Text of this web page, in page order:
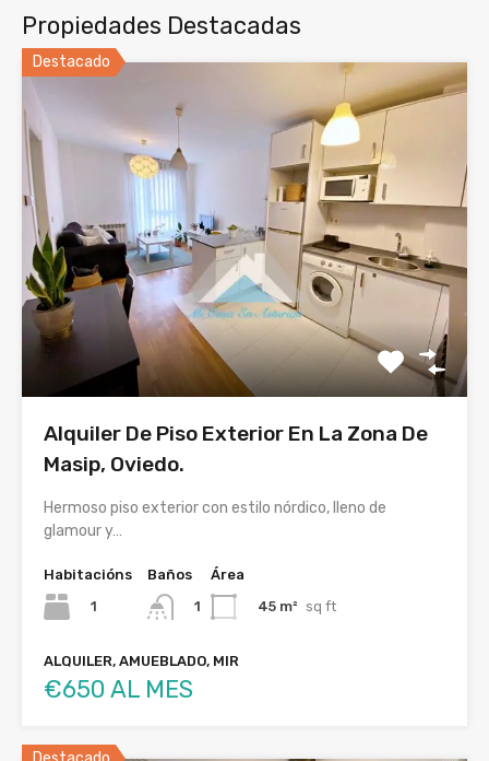
Propiedades Destacadas
Destacado
Alquiler De Piso Exterior En La Zona De
Masip, Oviedo.
Hermoso piso exterior con estilo nórdico, lleno de
glamour y…
Habitacións
1
Baños
1
Área
45 m² sq ft
ALQUILER, AMUEBLADO, MIR
€650 AL MES